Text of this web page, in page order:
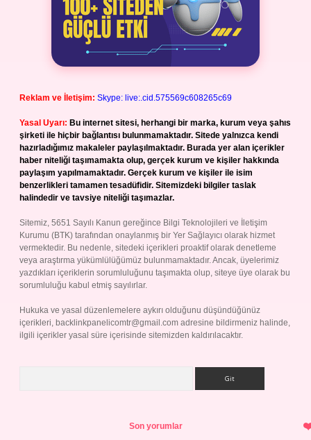
Reklam ve İletişim: Skype: live:.cid.575569c608265c69
Yasal Uyarı: Bu internet sitesi, herhangi bir marka, kurum veya şahıs
şirketi ile hiçbir bağlantısı bulunmamaktadır. Sitede yalnızca kendi
hazırladığımız makaleler paylaşılmaktadır. Burada yer alan içerikler
haber niteliği taşımamakta olup, gerçek kurum ve kişiler hakkında
paylaşım yapılmamaktadır. Gerçek kurum ve kişiler ile isim
benzerlikleri tamamen tesadüfidir. Sitemizdeki bilgiler taslak
halindedir ve tavsiye niteliği taşımazlar.
Sitemiz, 5651 Sayılı Kanun gereğince Bilgi Teknolojileri ve İletişim
Kurumu (BTK) tarafından onaylanmış bir Yer Sağlayıcı olarak hizmet
vermektedir. Bu nedenle, sitedeki içerikleri proaktif olarak denetleme
veya araştırma yükümlülüğümüz bulunmamaktadır. Ancak, üyelerimiz
yazdıkları içeriklerin sorumluluğunu taşımakta olup, siteye üye olarak bu
sorumluluğu kabul etmiş sayılırlar.
Hukuka ve yasal düzenlemelere aykırı olduğunu düşündüğünüz
içerikleri, backlinkpanelicomtr@gmail.com adresine bildirmeniz halinde,
ilgili içerikler yasal süre içerisinde sitemizden kaldırılacaktır.
Son yorumlar